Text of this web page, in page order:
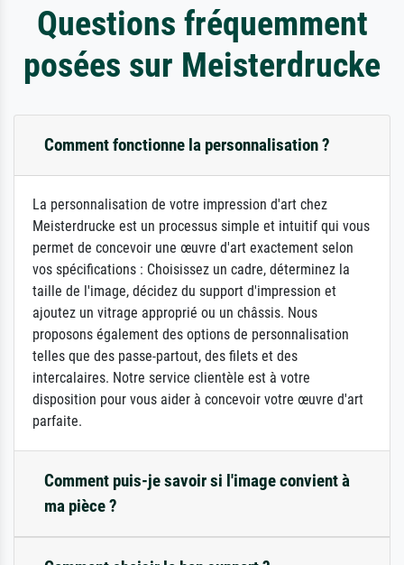
Questions fréquemment
posées sur Meisterdrucke
Comment fonctionne la personnalisation ?
La personnalisation de votre impression d'art chez
Meisterdrucke est un processus simple et intuitif qui vous
permet de concevoir une œuvre d'art exactement selon
vos spécifications : Choisissez un cadre, déterminez la
taille de l'image, décidez du support d'impression et
ajoutez un vitrage approprié ou un châssis. Nous
proposons également des options de personnalisation
telles que des passe-partout, des filets et des
intercalaires. Notre service clientèle est à votre
disposition pour vous aider à concevoir votre œuvre d'art
parfaite.
Comment puis-je savoir si l'image convient à
ma pièce ?